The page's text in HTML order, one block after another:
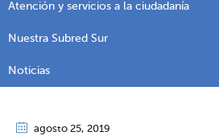
Atención y servicios a la ciudadanía
Nuestra Subred Sur
Noticias
agosto 25, 2019